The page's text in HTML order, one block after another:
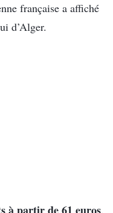
française a affiché
d’Alger.